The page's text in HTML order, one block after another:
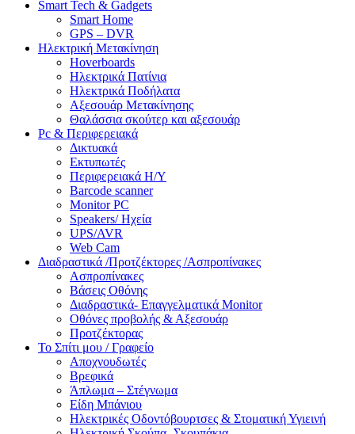
Smart Tech & Gadgets
Smart Home
GPS – DVR
Ηλεκτρική Μετακίνηση
Hoverboards
Ηλεκτρικά Πατίνια
Ηλεκτρικά Ποδήλατα
Αξεσουάρ Μετακίνησης
Θαλάσσια σκούτερ και αξεσουάρ
Pc & Περιφερειακά
Δικτυακά
Εκτυπωτές
Περιφερειακά Η/Υ
Barcode scanner
Monitor PC
Speakers/ Ηχεία
UPS/AVR
Web Cam
Διαδραστικά /Προτζέκτορες /Ασπροπίνακες
Ασπροπίνακες
Βάσεις Οθόνης
Διαδραστικά- Επαγγελματικά Monitor
Οθόνες προβολής & Αξεσουάρ
Προτζέκτορας
Το Σπίτι μου / Γραφείο
Αποχνουδωτές
Βρεφικά
Άπλωμα – Στέγνωμα
Είδη Μπάνιου
Ηλεκτρικές Οδοντόβουρτσες & Στοματική Υγιεινή